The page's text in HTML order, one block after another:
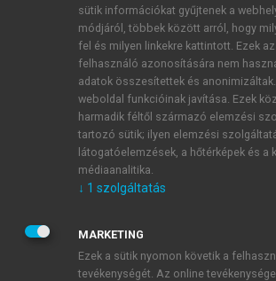
ÚJ FIÓK LÉTREHOZÁSA
1 óra díjmentes hozzáférés
E-MAIL-CÍM
JELSZÓ
sütik információkat gyűjtenek a
módjáról, többek között arról, hogy
fel és milyen linkekre kattintott. Ezek
felhasználó azonosítására nem
adatok összesítettek és
weboldal funkcióinak javítása. Ezek
harmadik féltől származó elemzési
tartozó sütik; ilyen elemzési
látogatóelemzések, a hőtérképek és a
médiaanalitika.
↓ 1 szolgáltatás
MARKETING
Ezek a sütik nyomon követik a
tevékenységét. Az online